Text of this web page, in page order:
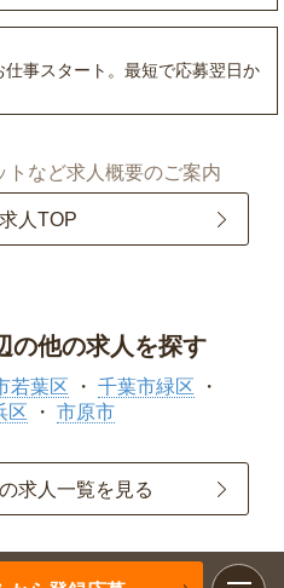
仕事スタート。最短で応募翌日か
など求人概要のご案内
人TOP
の他の求人を探す
若葉区
千葉市緑区
区
市原市
求人一覧を見る